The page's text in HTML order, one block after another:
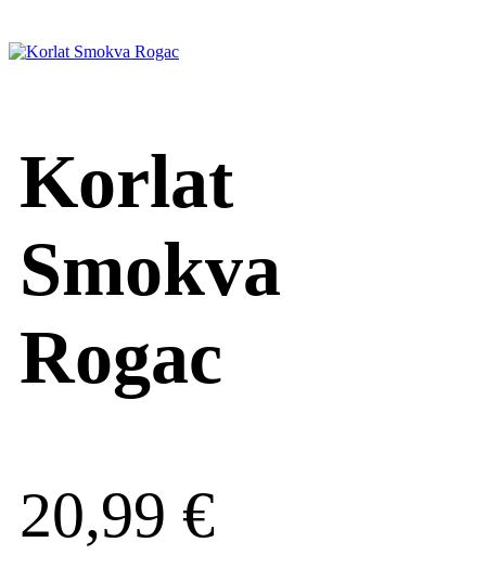
Korlat
Smokva
Rogac
20,99 €